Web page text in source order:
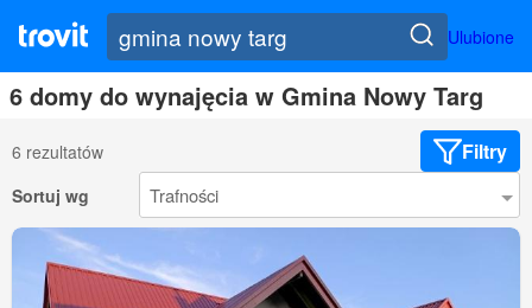
Ulubione
6 domy do wynajęcia w Gmina Nowy Targ
6 rezultatów Filtry
Sortuj wg